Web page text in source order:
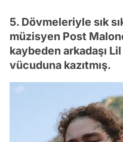
5. Dövmeleriyle sık
müzisyen Post
kaybeden arkadaşı
vücuduna kazıtmış.